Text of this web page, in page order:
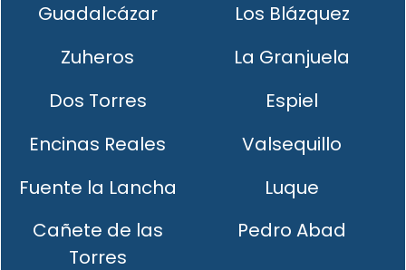
Guadalcázar
Los Blázquez
Zuheros
La Granjuela
Dos Torres
Espiel
Encinas Reales
Valsequillo
Fuente la Lancha
Luque
Cañete de las
Torres
Pedro Abad